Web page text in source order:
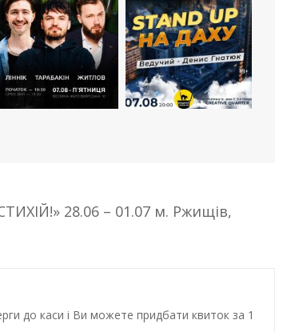
28.06 – 01.07 м. Ржищів,
до каси і Ви можете придбати квиток за 1